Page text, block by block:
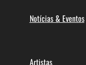
Notícias & Eventos
Artistas